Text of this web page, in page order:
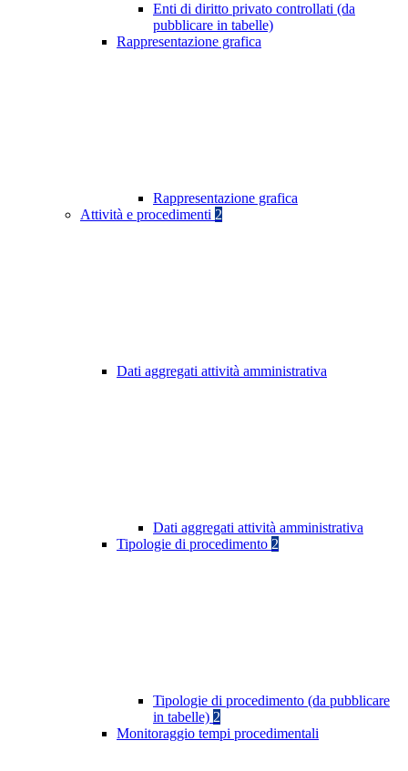
Enti di diritto privato controllati (da
pubblicare in tabelle)
Rappresentazione grafica
Rappresentazione grafica
Attività e procedimenti 2
Dati aggregati attività amministrativa
Dati aggregati attività amministrativa
Tipologie di procedimento 2
Tipologie di procedimento (da pubblicare
in tabelle) 2
Monitoraggio tempi procedimentali